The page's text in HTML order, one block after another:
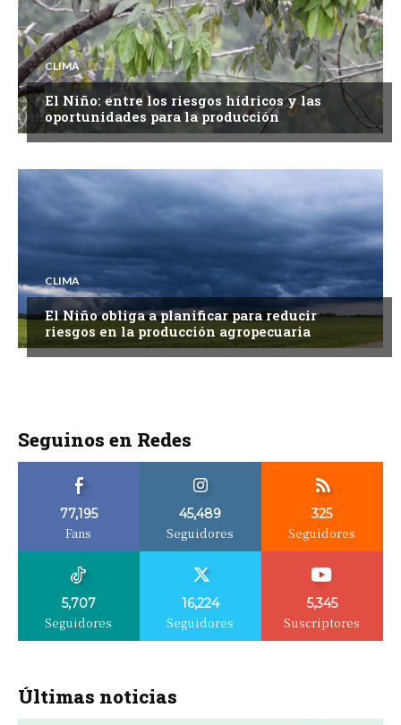
CLIMA
El Niño: entre los riesgos hídricos y las
oportunidades para la producción
CLIMA
El Niño obliga a planificar para reducir
riesgos en la producción agropecuaria
Seguinos en Redes
77,195
Fans
45,489
Seguidores
325
Seguidores
5,707
Seguidores
16,224
Seguidores
5,345
Suscriptores
Últimas noticias